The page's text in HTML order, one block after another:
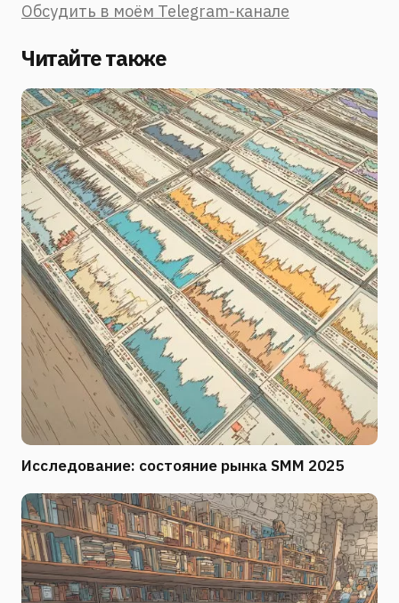
Обсудить в моём Telegram-канале
Читайте также
Исследование: состояние рынка SMM 2025